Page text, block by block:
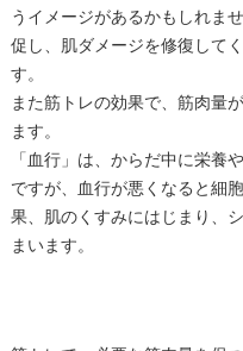
うイメージがあるかもしれま
促し、肌ダメージを修復して
す。
また筋トレの効果で、筋肉量
ます。
「血行」は、からだ中に栄養
ですが、血行が悪くなると細
果、肌のくすみにはじまり、
まいます。